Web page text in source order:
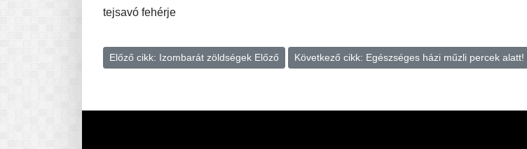
tejsavó fehérje
Előző cikk: Izombarát zöldségek Előző Következő cikk: Egészséges házi műzli percek alatt!